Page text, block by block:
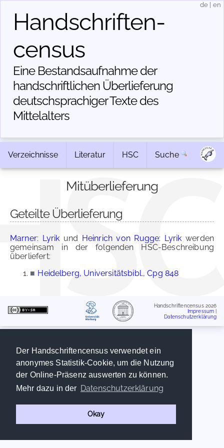
Der Handschriftencensus verwendet ein
anonymes Statistik-Cookie, um die Nutzung
der Online-Präsenz auswerten zu können.
Mehr dazu in der Datenschutzerklärung
Okay
Handschriften­
census
Eine Bestandsaufnahme der
handschriftlichen Über­lieferung
deutschsprachiger Texte des
Mittelalters
de en
Verzeichnisse Literatur HSC Suche
Mitüberlieferung
Geteilte Überlieferung
Marner: Lyrik und Heinrich von Rugge: Lyrik werden
gemeinsam in der folgenden HSC-Beschreibung
überliefert:
■ Heidelberg, Universitätsbibl., Cpg 848
Handschriftencensus 2026
Impressum
Datenschutzerklärung